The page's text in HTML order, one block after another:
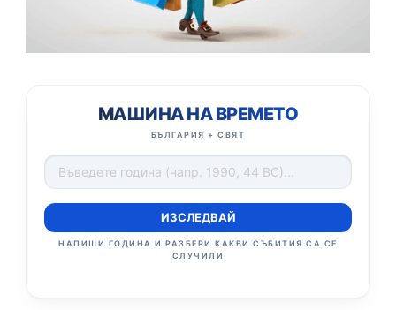
МАШИНА НА ВРЕМЕТО
БЪЛГАРИЯ + СВЯТ
ИЗСЛЕДВАЙ
НАПИШИ ГОДИНА И РАЗБЕРИ КАКВИ СЪБИТИЯ СА СЕ
СЛУЧИЛИ